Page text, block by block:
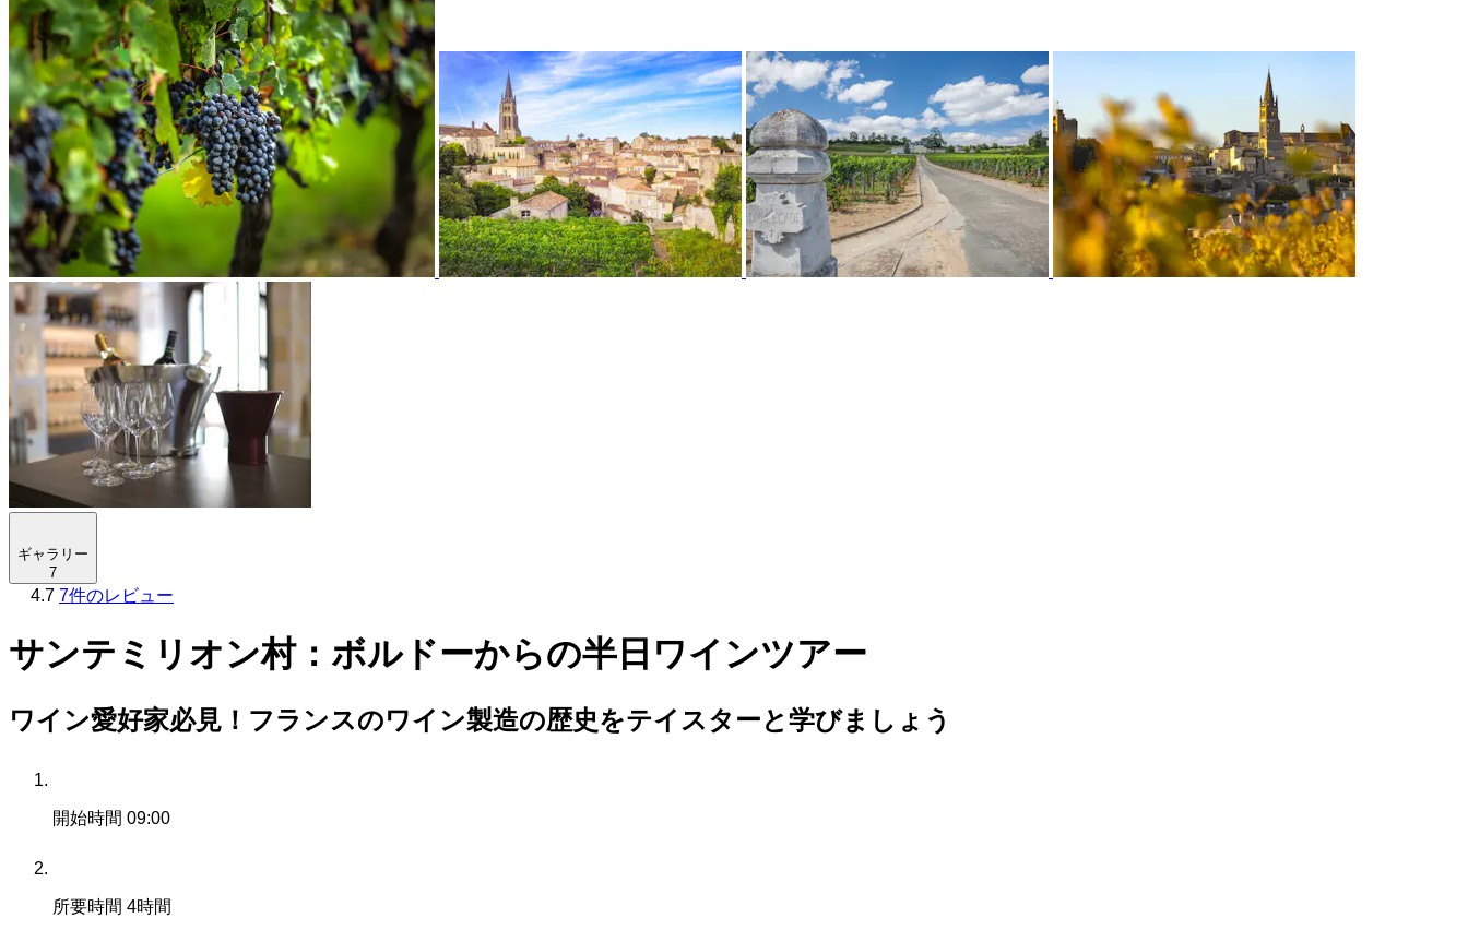
ギャラリー
7
4.7 7件のレビュー
サンテミリオン村：ボルドーからの半日ワインツアー
ワイン愛好家必見！フランスのワイン製造の歴史をテイスターと学びましょう
開始時間 09:00
所要時間 4時間